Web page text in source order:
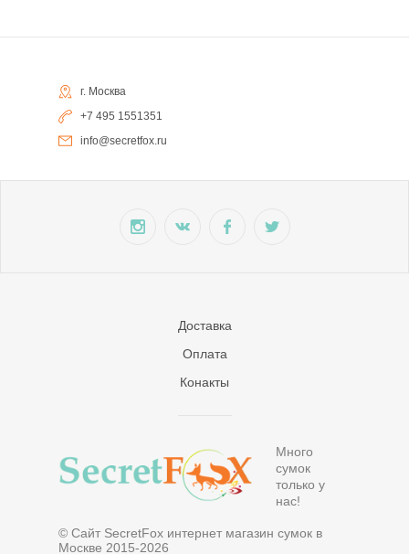
г. Москва
+7 495 1551351
info@secretfox.ru
Много
сумок
только у
нас!
© Сайт SecretFox интернет магазин сумок в
Москве 2015-2026
Доставка
Оплата
Конакты